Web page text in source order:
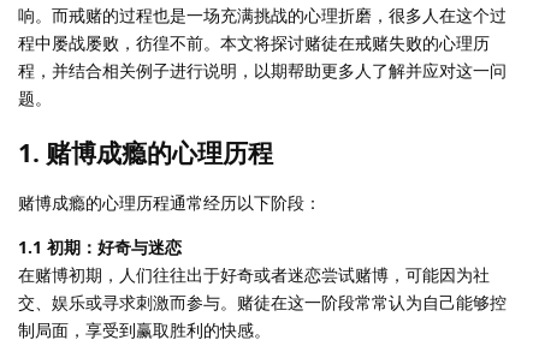
响。而戒赌的过程也是一场充满挑战的心理折磨，很多人在这个过
程中屡战屡败，彷徨不前。本文将探讨赌徒在戒赌失败的心理历
程，并结合相关例子进行说明，以期帮助更多人了解并应对这一问
题。
1. 赌博成瘾的心理历程
赌博成瘾的心理历程通常经历以下阶段：
1.1 初期：好奇与迷恋
在赌博初期，人们往往出于好奇或者迷恋尝试赌博，可能因为社
交、娱乐或寻求刺激而参与。赌徒在这一阶段常常认为自己能够控
制局面，享受到赢取胜利的快感。